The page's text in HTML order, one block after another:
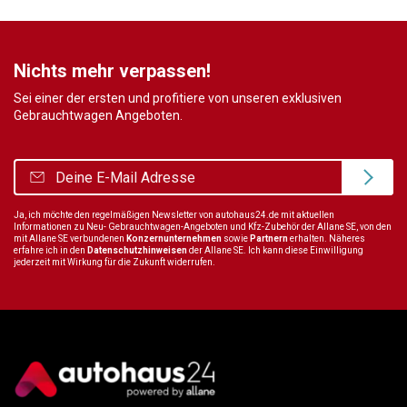
Nichts mehr verpassen!
Sei einer der ersten und profitiere von unseren exklusiven
Gebrauchtwagen Angeboten.
Ja, ich möchte den regelmäßigen Newsletter von autohaus24.de mit aktuellen
Informationen zu Neu- Gebrauchtwagen-Angeboten und Kfz-Zubehör der Allane SE, von den
mit Allane SE verbundenen Konzernunternehmen sowie Partnernerhalten. Näheres
erfahre ich in den Datenschutzhinweisender Allane SE. Ich kann diese Einwilligung
jederzeit mit Wirkung für die Zukunft widerrufen.